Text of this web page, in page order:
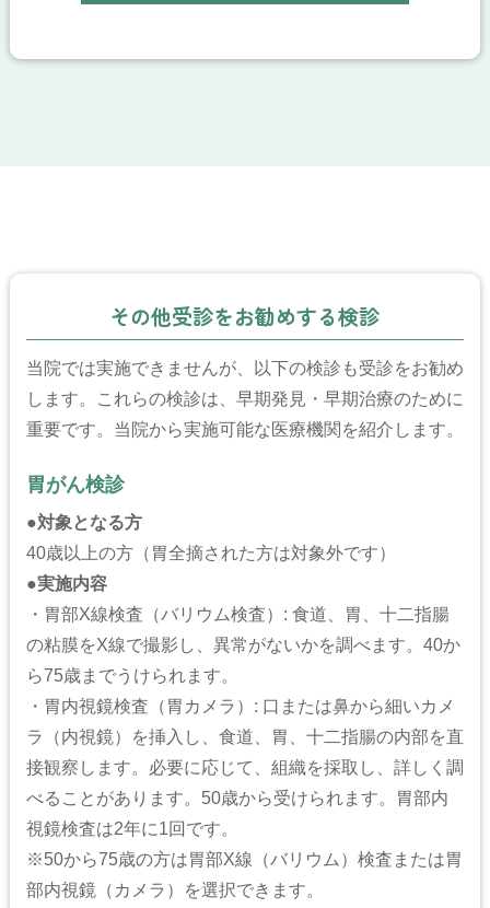
その他受診をお勧めする検診
当院では実施できませんが、以下の検診も受診をお勧め
します。これらの検診は、早期発見・早期治療のために
重要です。当院から実施可能な医療機関を紹介します。
胃がん検診
●対象となる方
40歳以上の方（胃全摘された方は対象外です）
●実施内容
・胃部X線検査（バリウム検査）: 食道、胃、十二指腸
の粘膜をX線で撮影し、異常がないかを調べます。40か
ら75歳までうけられます。
・胃内視鏡検査（胃カメラ）: 口または鼻から細いカメ
ラ（内視鏡）を挿入し、食道、胃、十二指腸の内部を直
接観察します。必要に応じて、組織を採取し、詳しく調
べることがあります。50歳から受けられます。胃部内
視鏡検査は2年に1回です。
※50から75歳の方は胃部X線（バリウム）検査または胃
部内視鏡（カメラ）を選択できます。